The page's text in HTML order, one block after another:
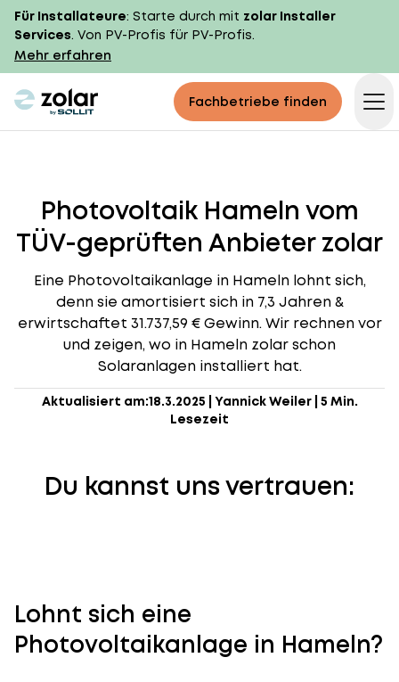
Für Installateure: Starte durch mit zolar Installer
Services. Von PV-Profis für PV-Profis.
Mehr erfahren
zolar logo Fachbetriebe finden
Photovoltaik Hameln vom
TÜV-geprüften Anbieter zolar
Eine Photovoltaikanlage in Hameln lohnt sich,
denn sie amortisiert sich in 7,3 Jahren &
erwirtschaftet 31.737,59 € Gewinn. Wir rechnen vor
und zeigen, wo in Hameln zolar schon
Solaranlagen installiert hat.
Aktualisiert am:18.3.2025 Yannick Weiler| 5 Min.
Lesezeit
Du kannst uns vertrauen:
Lohnt sich eine
Photovoltaikanlage in Hameln?